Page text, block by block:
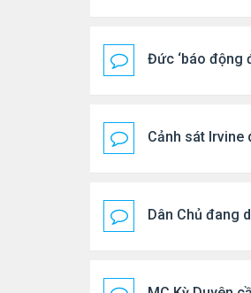
Đức ‘báo động
Cảnh sát Irvine
Dân Chủ đang